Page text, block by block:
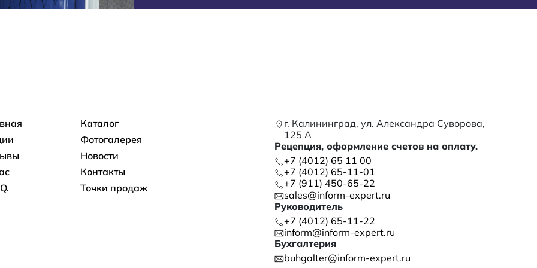
навигацияКаталог
Фотогалерея
Новости
Контакты
Точки продаж
г. Калининград, ул. Александра Суворова,
125 А
Рецепция, оформление счетов на оплату.
+7 (4012) 65 11 00
+7 (4012) 65-11-01
+7 (911) 450-65-22
sales@inform-expert.ru
Руководитель
+7 (4012) 65-11-22
inform@inform-expert.ru
Бухгалтерия
buhgalter@inform-expert.ru